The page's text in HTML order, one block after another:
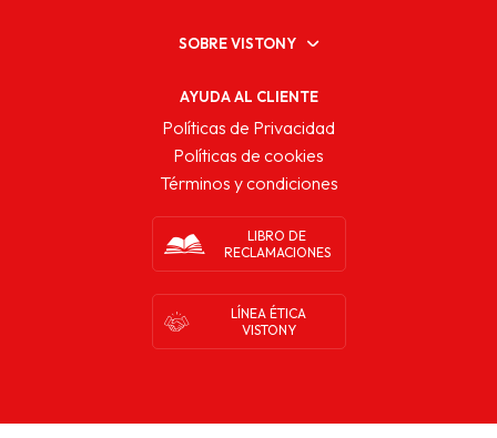
SOBRE VISTONY
AYUDA AL CLIENTE
Políticas de Privacidad
Políticas de cookies
Términos y condiciones
LIBRO DE
RECLAMACIONES
LÍNEA ÉTICA
VISTONY